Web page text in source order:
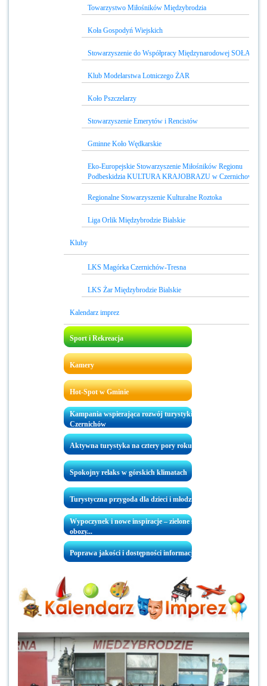
Towarzystwo Miłośników Międzybrodzia
Koła Gospodyń Wiejskich
Stowarzyszenie do Współpracy Międzynarodowej SOŁA
Klub Modelarstwa Lotniczego ŻAR
Koło Pszczelarzy
Stowarzyszenie Emerytów i Rencistów
Gminne Koło Wędkarskie
Eko-Europejskie Stowarzyszenie Miłośników Regionu
Podbeskidzia KULTURA KRAJOBRAZU w Czernichowie
Regionalne Stowarzyszenie Kulturalne Roztoka
Liga Orlik Międzybrodzie Bialskie
Kluby
LKS Magórka Czernichów-Tresna
LKS Żar Międzybrodzie Bialskie
Kalendarz imprez
Sport i Rekreacja
Kamery
Hot-Spot w Gminie
Kampania wspierająca rozwój turystyki w Gminie
Czernichów
Aktywna turystyka na cztery pory roku
Spokojny relaks w górskich klimatach
Turystyczna przygoda dla dzieci i młodzieży
Wypoczynek i nowe inspiracje – zielone szkoły, kolonie i
obozy...
Poprawa jakości i dostępności informacji turystycznej..